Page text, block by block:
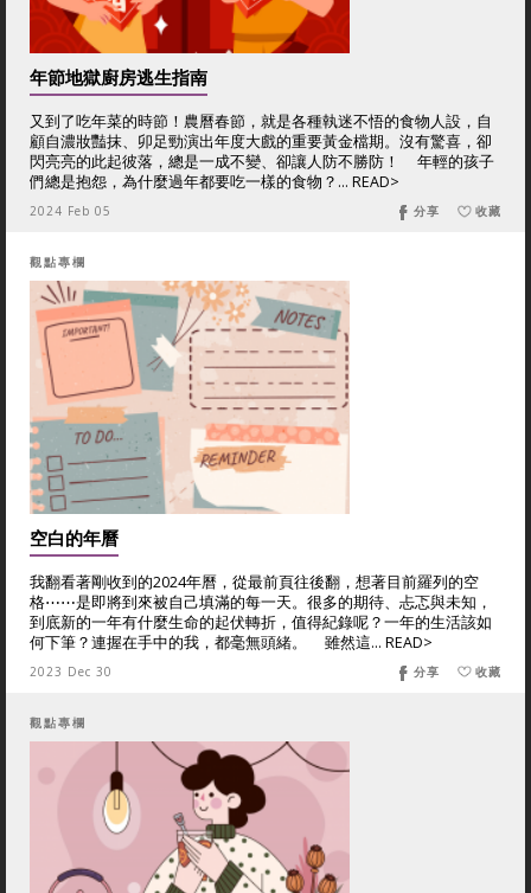
年節地獄廚房逃生指南
又到了吃年菜的時節！農曆春節，就是各種執迷不悟的食物人設，自
顧自濃妝豔抹、卯足勁演出年度大戲的重要黃金檔期。沒有驚喜，卻
閃亮亮的此起彼落，總是一成不變、卻讓人防不勝防！ 年輕的孩子
們總是抱怨，為什麼過年都要吃一樣的食物？... READ>
2024 Feb 05 收藏
分享
觀點專欄
空白的年曆
我翻看著剛收到的2024年曆，從最前頁往後翻，想著目前羅列的空
格⋯⋯是即將到來被自己填滿的每一天。很多的期待、忐忑與未知，
到底新的一年有什麼生命的起伏轉折，值得紀錄呢？一年的生活該如
何下筆？連握在手中的我，都毫無頭緒。 雖然這... READ>
2023 Dec 30 收藏
分享
觀點專欄